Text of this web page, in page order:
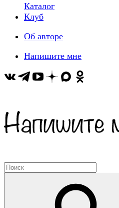
Каталог
Клуб
Об авторе
Напишите мне